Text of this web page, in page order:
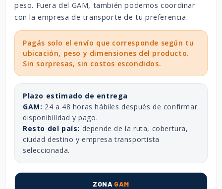
peso. Fuera del GAM, también podemos coordinar
con la empresa de transporte de tu preferencia.
Pagás solo el envío que corresponde según tu
ubicación, peso y dimensiones del producto.
Sin sorpresas, sin costos escondidos.
Plazo estimado de entrega
GAM: 24 a 48 horas hábiles después de confirmar
disponibilidad y pago.
Resto del país: depende de la ruta, cobertura,
ciudad destino y empresa transportista
seleccionada.
ZONA GAM